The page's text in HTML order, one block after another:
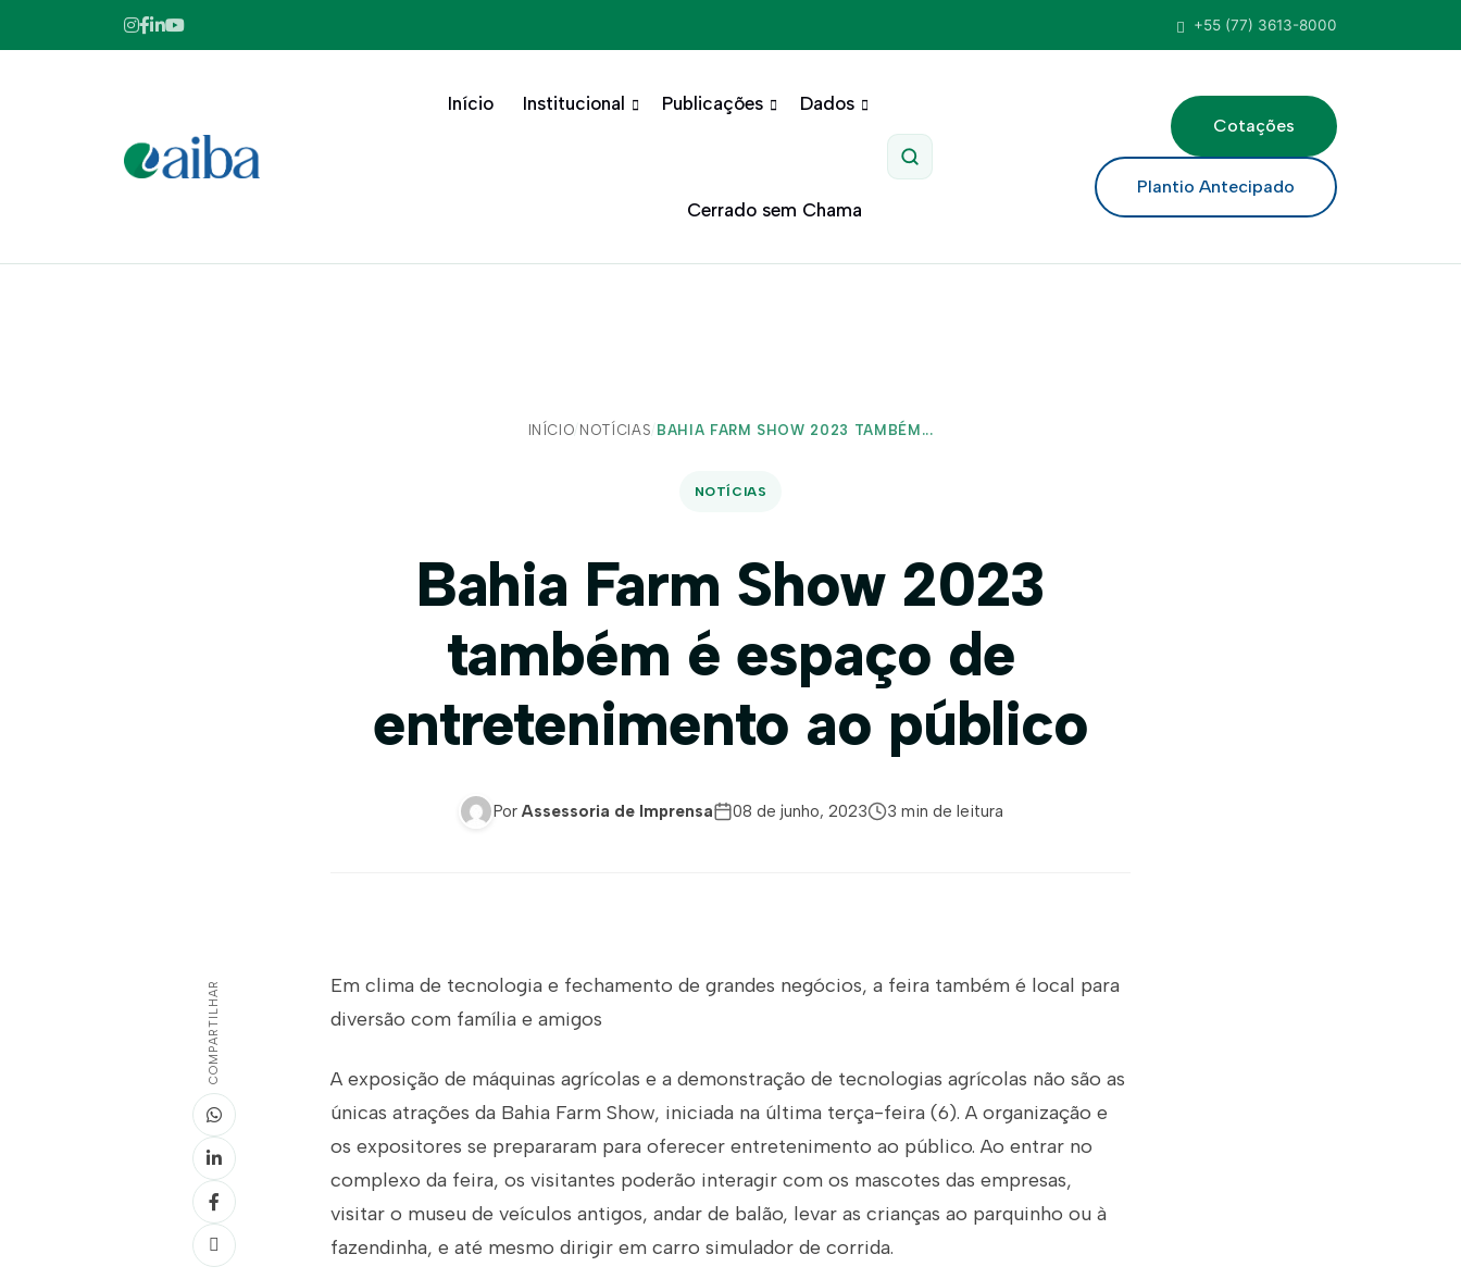
+55 (77) 3613-8000
Início Institucional Publicações Dados
Cerrado sem Chama
Pesquisar
Cotações
Plantio Antecipado
INÍCIO/ NOTÍCIAS/ BAHIA FARM SHOW 2023 TAMBÉM...
NOTÍCIAS
Bahia Farm Show 2023
também é espaço de
entretenimento ao público
Por Assessoria de Imprensa 08 de junho, 2023 3 min de leitura
COMPARTILHAR
Em clima de tecnologia e fechamento de grandes negócios, a feira também é local para
diversão com família e amigos
A exposição de máquinas agrícolas e a demonstração de tecnologias agrícolas não são as
únicas atrações da Bahia Farm Show, iniciada na última terça-feira (6). A organização e
os expositores se prepararam para oferecer entretenimento ao público. Ao entrar no
complexo da feira, os visitantes poderão interagir com os mascotes das empresas,
visitar o museu de veículos antigos, andar de balão, levar as crianças ao parquinho ou à
fazendinha, e até mesmo dirigir em carro simulador de corrida.